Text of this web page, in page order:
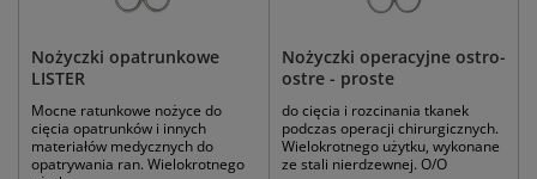
Nożyczki opatrunkowe
LISTER
Mocne ratunkowe nożyce do
cięcia opatrunków i innych
materiałów medycznych do
opatrywania ran. Wielokrotnego
Nożyczki operacyjne ostro-
ostre - proste
do cięcia i rozcinania tkanek
podczas operacji chirurgicznych.
Wielokrotnego użytku, wykonane
ze stali nierdzewnej. O/O